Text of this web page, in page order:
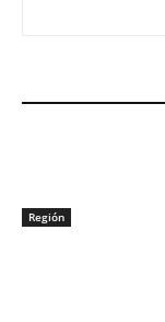
Región